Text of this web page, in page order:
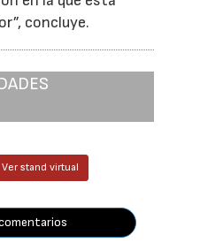
concluye.
Ver stand virtual